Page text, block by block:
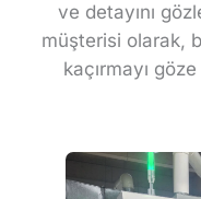
ve detayını
müşterisi olarak,
kaçırmayı